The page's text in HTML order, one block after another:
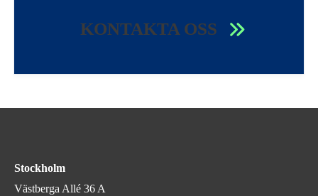
KONTAKTA OSS
Stockholm
Västberga Allé 36 A